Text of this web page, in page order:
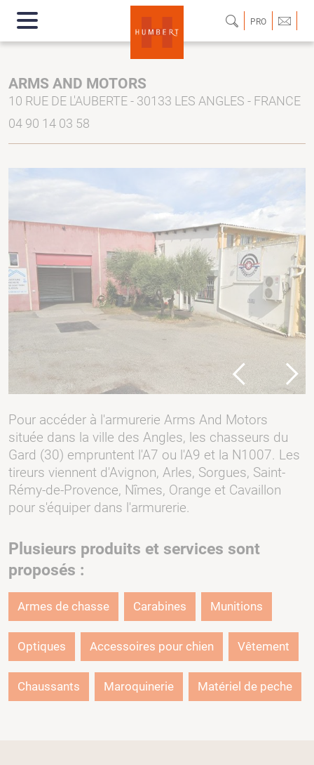
PRO
ARMS AND MOTORS
10 RUE DE L'AUBERTE - 30133 LES ANGLES - FRANCE
04 90 14 03 58
Previous Next
Pour accéder à l'armurerie Arms And Motors
située dans la ville des Angles, les chasseurs du
Gard (30) empruntent l'A7 ou l'A9 et la N1007. Les
tireurs viennent d'Avignon, Arles, Sorgues, Saint-
Rémy-de-Provence, Nîmes, Orange et Cavaillon
pour s'équiper dans l'armurerie.
Plusieurs produits et services sont
proposés :
Armes de chasse Carabines Munitions
Optiques Accessoires pour chien Vêtement
Chaussants Maroquinerie Matériel de peche